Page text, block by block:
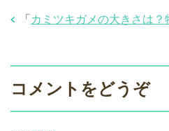
「 カミツキガメの大きさは？
コメントをどうぞ